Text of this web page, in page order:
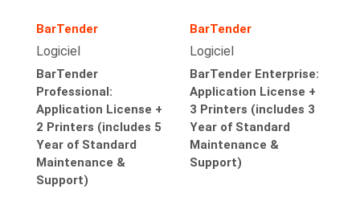
BarTender
Logiciel
BarTender
Professional:
Application License +
2 Printers (includes 5
Year of Standard
Maintenance &
Support)
BarTender
Logiciel
BarTender Enterprise:
Application License +
3 Printers (includes 3
Year of Standard
Maintenance &
Support)